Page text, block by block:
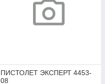
ПИСТОЛЕТ ЭКСПЕРТ 4453-
08